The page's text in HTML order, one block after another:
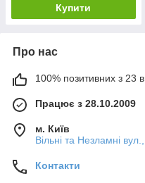
Купити
Про нас
100% позитивних з 23
Працює з 28.10.2009
м. Київ
Вільні та Незламні
Контакти